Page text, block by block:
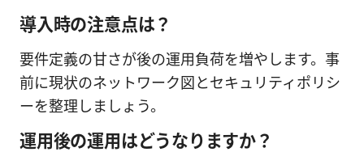
導入時の注意点は？
要件定義の甘さが後の運用負荷を増やします。事
前に現状のネットワーク図とセキュリティポリシ
ーを整理しましょう。
運用後の運用はどうなりますか？